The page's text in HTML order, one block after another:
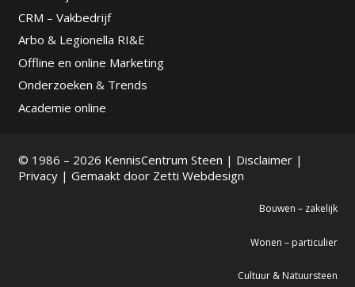
CRM – Vakbedrijf
Arbo & Legionella RI&E
Offline en online Marketing
Onderzoeken & Trends
Academie online
© 1986 – 2026 KennisCentrum Steen | Disclaimer|
Privacy| Gemaakt door Zetti Webdesign
Bouwen – zakelijk
Wonen – particulier
Cultuur & Natuursteen